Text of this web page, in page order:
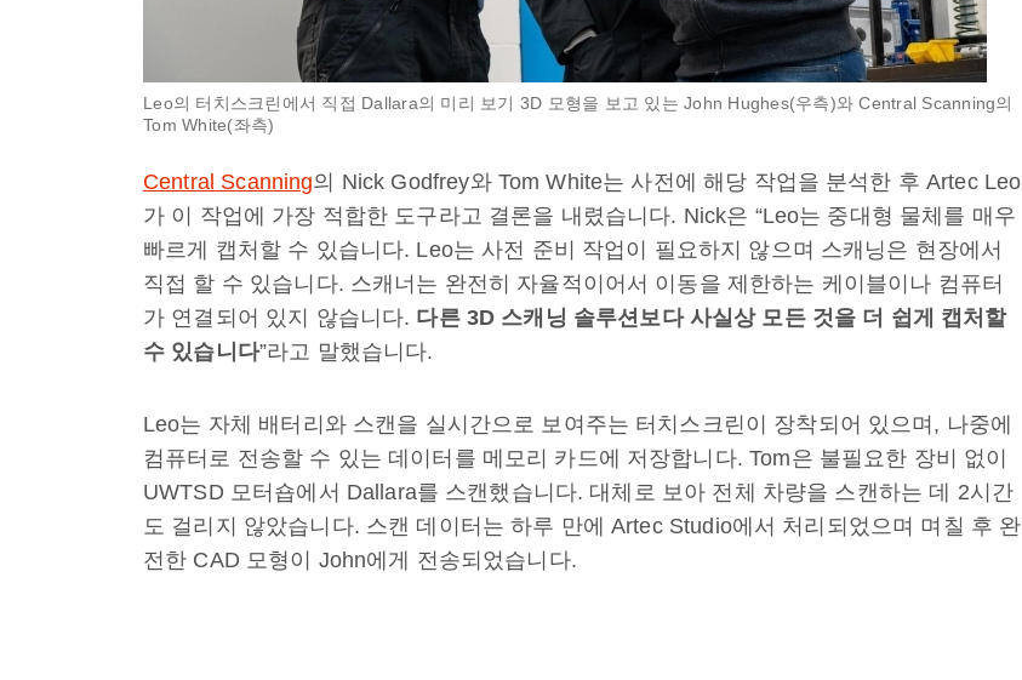
Leo의 터치스크린에서 직접 Dallara의 미리 보기 3D 모형을 보고 있는 John Hughes(우측)와 Central Scanning의
Tom White(좌측)
Central Scanning의 Nick Godfrey와 Tom White는 사전에 해당 작업을 분석한 후 Artec Leo
가 이 작업에 가장 적합한 도구라고 결론을 내렸습니다. Nick은 “Leo는 중대형 물체를 매우
빠르게 캡처할 수 있습니다. Leo는 사전 준비 작업이 필요하지 않으며 스캐닝은 현장에서
직접 할 수 있습니다. 스캐너는 완전히 자율적이어서 이동을 제한하는 케이블이나 컴퓨터
가 연결되어 있지 않습니다. 다른3D 스캐닝 솔루션보다 사실상 모든 것을 더 쉽게 캡처할
수 있습니다”라고 말했습니다.
Leo는 자체 배터리와 스캔을 실시간으로 보여주는 터치스크린이 장착되어 있으며, 나중에
컴퓨터로 전송할 수 있는 데이터를 메모리 카드에 저장합니다. Tom은 불필요한 장비 없이
UWTSD 모터숍에서 Dallara를 스캔했습니다. 대체로 보아 전체 차량을 스캔하는 데 2시간
도 걸리지 않았습니다. 스캔 데이터는 하루 만에 Artec Studio에서 처리되었으며 며칠 후 완
전한 CAD 모형이 John에게 전송되었습니다.